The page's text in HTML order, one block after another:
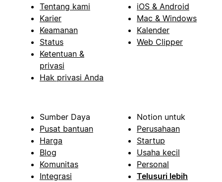
Tentang kami
Karier
Keamanan
Status
Ketentuan &
privasi
Hak privasi Anda
iOS & Android
Mac & Windows
Kalender
Web Clipper
Sumber Daya
Pusat bantuan
Harga
Blog
Komunitas
Integrasi
Notion untuk
Perusahaan
Startup
Usaha kecil
Personal
Telusuri lebih